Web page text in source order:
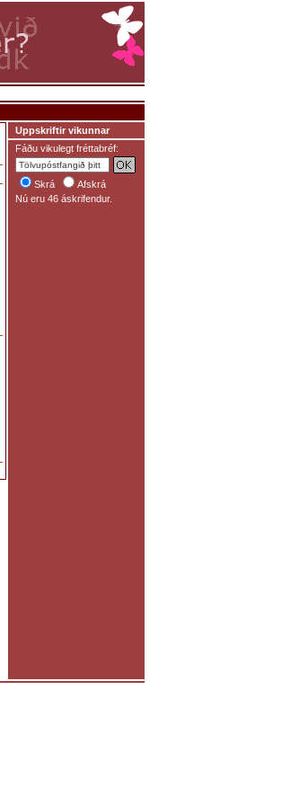
Uppskriftir vikunnar
Fáðu vikulegt fréttabréf:
Skrá
Afskrá
Nú eru 46 áskrifendur.